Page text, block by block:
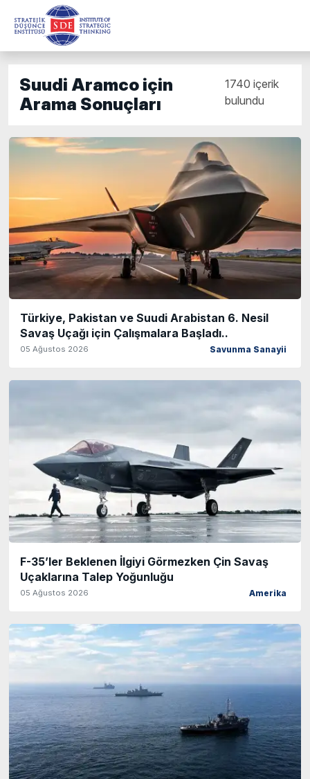
Suudi Aramco için
Arama Sonuçları
1740 içerik
bulundu
Türkiye, Pakistan ve Suudi Arabistan 6. Nesil
Savaş Uçağı için Çalışmalara Başladı..
05 Ağustos 2026 Savunma Sanayii
F-35’ler Beklenen İlgiyi Görmezken Çin Savaş
Uçaklarına Talep Yoğunluğu
05 Ağustos 2026 Amerika